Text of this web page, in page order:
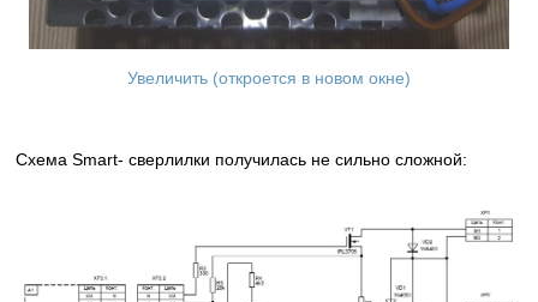
Увеличить (откроется в новом окне)
Схема Smart- сверлилки получилась не сильно сложной: